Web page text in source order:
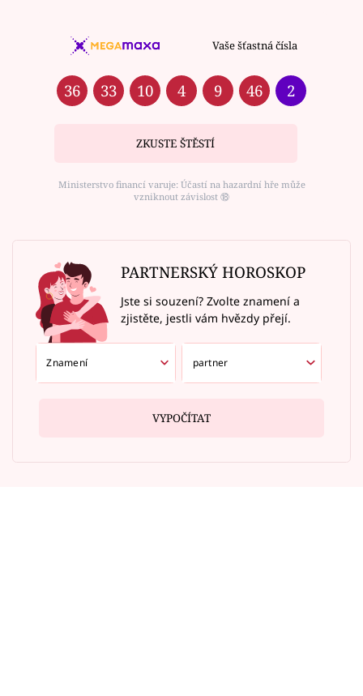
Vaše šťastná čísla
36 33 10 4 9 46 2
ZKUSTE ŠTĚSTÍ
Ministerstvo financí varuje: Účastí na hazardní hře může
vzniknout závislost ⑱
PARTNERSKÝ HOROSKOP
Jste si souzení? Zvolte znamení a
zjistěte, jestli vám hvězdy přejí.
VYPOČÍTAT